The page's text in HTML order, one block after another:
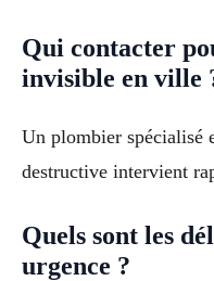
Qui contacter
invisible en ville
Un plombier spécialisé
destructive intervient
Quels sont les
urgence ?